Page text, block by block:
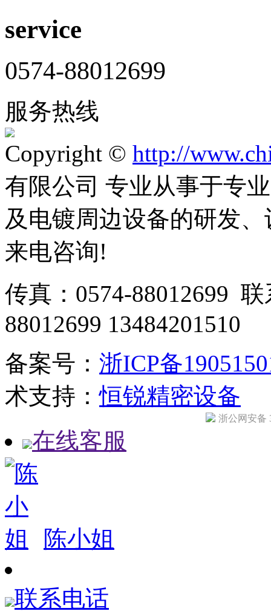
service
0574-88012699
服务热线
Copyright © http://
有限公司 专业从事于专
及电镀周边设备的研发
来电咨询!
传真：0574-88012699
88012699 13484201510
备案号： 浙ICP备
术支持：恒锐精密设备
浙公网安备
在线客服
陈小姐
联系电话